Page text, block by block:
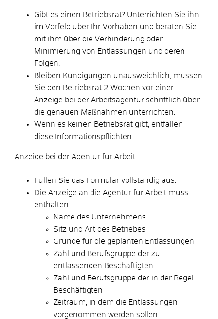
Gibt es einen Betriebsrat? Unterrichten Sie ihn
im Vorfeld über Ihr Vorhaben und beraten Sie
mit ihm über die Verhinderung oder
Minimierung von Entlassungen und deren
Folgen.
Bleiben Kündigungen unausweichlich, müssen
Sie den Betriebsrat 2 Wochen vor einer
Anzeige bei der Arbeitsagentur schriftlich über
die genauen Maßnahmen unterrichten.
Wenn es keinen Betriebsrat gibt, entfallen
diese Informationspflichten.
Anzeige bei der Agentur für Arbeit:
Füllen Sie das Formular vollständig aus.
Die Anzeige an die Agentur für Arbeit muss
enthalten:
Name des Unternehmens
Sitz und Art des Betriebes
Gründe für die geplanten Entlassungen
Zahl und Berufsgruppe der zu
entlassenden Beschäftigten
Zahl und Berufsgruppe der in der Regel
Beschäftigten
Zeitraum, in dem die Entlassungen
vorgenommen werden sollen